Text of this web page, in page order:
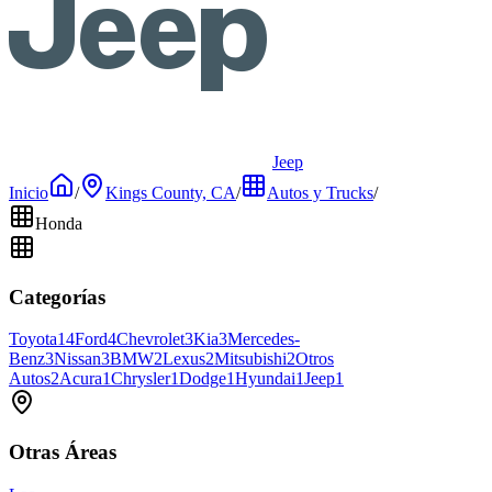
Jeep
Inicio
/ Kings County, CA/ Autos y Trucks/
Honda
Categorías
Toyota14Ford4Chevrolet3Kia3Mercedes-
Benz3Nissan3BMW2Lexus2Mitsubishi2Otros
Autos2Acura1Chrysler1Dodge1Hyundai1Jeep1
Otras Áreas